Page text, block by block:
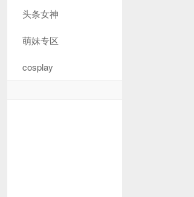
头条女神
萌妹专区
cosplay